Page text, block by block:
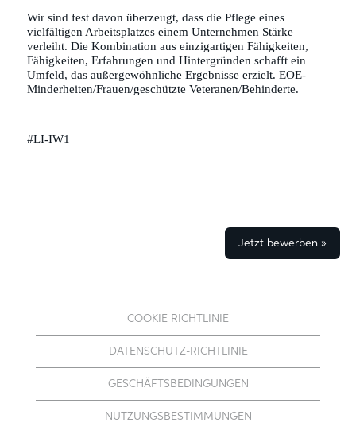
Wir sind fest davon überzeugt, dass die Pflege eines
vielfältigen Arbeitsplatzes einem Unternehmen Stärke
verleiht. Die Kombination aus einzigartigen Fähigkeiten,
Fähigkeiten, Erfahrungen und Hintergründen schafft ein
Umfeld, das außergewöhnliche Ergebnisse erzielt. EOE-
Minderheiten/Frauen/geschützte Veteranen/Behinderte.
#LI-IW1
Jetzt bewerben »
COOKIE RICHTLINIE
DATENSCHUTZ-RICHTLINIE
GESCHÄFTSBEDINGUNGEN
NUTZUNGSBESTIMMUNGEN